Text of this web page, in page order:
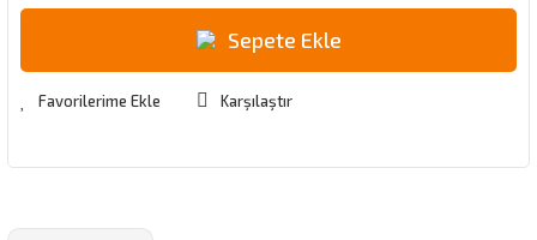
Sepete Ekle
Karşılaştır